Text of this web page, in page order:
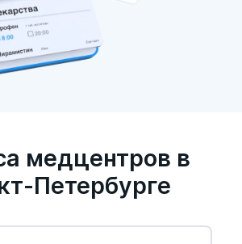
медцентров в
Петербурге